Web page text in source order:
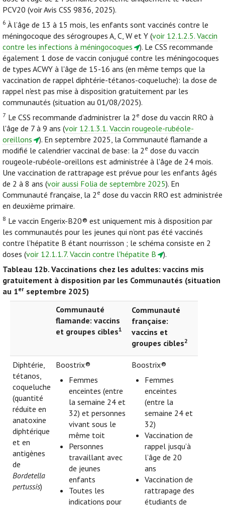
PCV20 (voir Avis CSS 9836, 2025).
6 À l’âge de 13 à 15 mois, les enfants sont vaccinés contre le
méningocoque des sérogroupes A, C, W et Y (voir 12.1.2.5. Vaccin
contre les infections à méningocoques
). Le CSS recommande
également 1 dose de vaccin conjugué contre les méningocoques
de types ACWY à l'âge de 15-16 ans (en même temps que la
vaccination de rappel diphtérie-tétanos-coqueluche): la dose de
rappel n'est pas mise à disposition gratuitement par les
communautés (situation au 01/08/2025).
7 Le CSS recommande d’administrer la 2 e dose du vaccin RRO à
l'âge de 7 à 9 ans (voir 12.1.3.1. Vaccin rougeole-rubéole-
oreillons
). En septembre 2025, la Communauté flamande a
modifié le calendrier vaccinal de base: la 2 e dose du vaccin
rougeole-rubéole-oreillons est administrée à l'âge de 24 mois.
Une vaccination de rattrapage est prévue pour les enfants âgés
de 2 à 8 ans (voir aussi Folia de septembre 2025). En
Communauté française, la 2 e dose du vaccin RRO est administrée
en deuxième primaire.
8 Le vaccin Engerix-B20® est uniquement mis à disposition par
les communautés pour les jeunes qui n’ont pas été vaccinés
contre l’hépatite B étant nourrisson ; le schéma consiste en 2
doses (voir 12.1.1.7. Vaccin contre l'hépatite B
).
Tableau 12b. Vaccinations chez les adultes: vaccins mis
gratuitement à disposition par les Communautés (situation
au 1er septembre 2025)
Communauté
flamande: vaccins
et groupes cibles1
Communauté
française:
vaccins et
groupes cibles2
Diphtérie,
tétanos,
coqueluche
(quantité
réduite en
anatoxine
diphtérique
et en
antigènes
de
Bordetella
pertussis)
Boostrix®
Femmes
enceintes (entre
la semaine 24 et
32) et personnes
vivant sous le
même toit
Personnes
travaillant avec
de jeunes
enfants
Toutes les
indications pour
Boostrix®
Femmes
enceintes
(entre la
semaine 24 et
32)
Vaccination de
rappel jusqu’à
l’âge de 20
ans
Vaccination de
rattrapage des
étudiants de